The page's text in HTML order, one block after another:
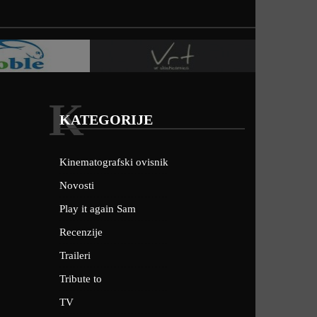
KATEGORIJE
K
Kinematografski ovisnik
Novosti
Play it again Sam
Recenzije
Traileri
Tribute to
TV